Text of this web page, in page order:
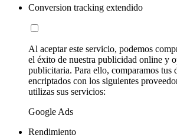
Conversion tracking extendido
Al aceptar este servicio, podemos
el éxito de nuestra publicidad online y
publicitaria. Para ello, comparamos tus
encriptados con los siguientes
utilizas sus servicios:
Google Ads
Rendimiento